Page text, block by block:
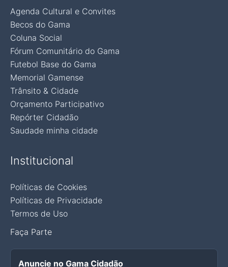
Agenda Cultural e Convites
Becos do Gama
Coluna Social
Fórum Comunitário do Gama
Futebol Base do Gama
Memorial Gamense
Trânsito & Cidade
Orçamento Participativo
Repórter Cidadão
Saudade minha cidade
Institucional
Políticas de Cookies
Políticas de Privacidade
Termos de Uso
Faça Parte
Anuncie no Gama Cidadão